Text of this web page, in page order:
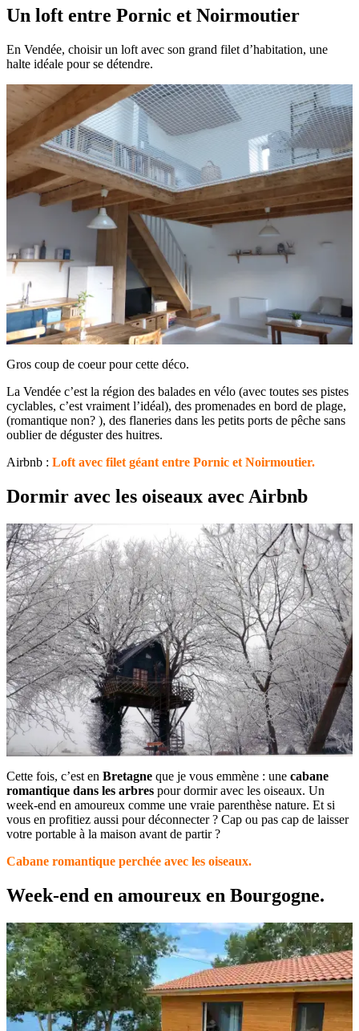
Un loft entre Pornic et Noirmoutier
En Vendée, choisir un loft avec son grand filet d’habitation, une
halte idéale pour se détendre.
Gros coup de coeur pour cette déco.
La Vendée c’est la région des balades en vélo (avec toutes ses pistes
cyclables, c’est vraiment l’idéal), des promenades en bord de plage,
(romantique non? ), des flaneries dans les petits ports de pêche sans
oublier de déguster des huitres.
Airbnb : Loft avec filet géant entre Pornic et Noirmoutier.
Dormir avec les oiseaux avec Airbnb
Cette fois, c’est en Bretagne que je vous emmène : une cabane
romantique dans les arbres pour dormir avec les oiseaux. Un
week-end en amoureux comme une vraie parenthèse nature. Et si
vous en profitiez aussi pour déconnecter ? Cap ou pas cap de laisser
votre portable à la maison avant de partir ?
Cabane romantique perchée avec les oiseaux.
Week-end en amoureux en Bourgogne.